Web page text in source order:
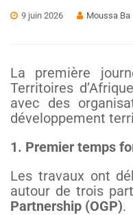
9 juin 2026 Moussa Ba
La première
Territoires
avec des
développement
1. Premier temps
Les travaux ont
autour de trois
Partnership (OGP).